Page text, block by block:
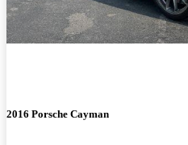
2016 Porsche Cayman